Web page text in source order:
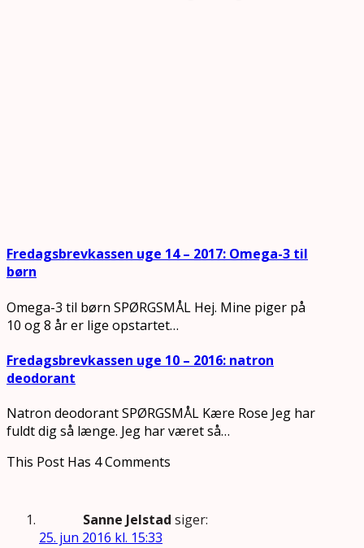
Fredagsbrevkassen uge 14 – 2017: Omega-3 til
børn
Omega-3 til børn SPØRGSMÅL Hej. Mine piger på
10 og 8 år er lige opstartet…
Fredagsbrevkassen uge 10 – 2016: natron
deodorant
Natron deodorant SPØRGSMÅL Kære Rose Jeg har
fuldt dig så længe. Jeg har været så…
This Post Has 4 Comments
Sanne Jelstad siger:
25. jun 2016 kl. 15:33